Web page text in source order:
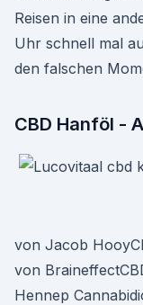
Reisen in eine
Uhr schnell mal
den falschen
CBD Hanföl -
von Jacob
von
Hennep